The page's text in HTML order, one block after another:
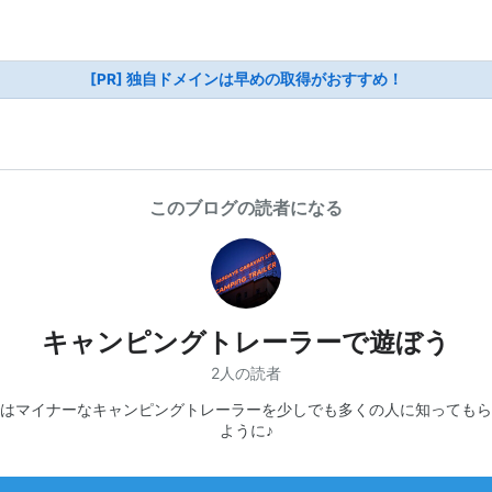
[PR] 独自ドメインは早めの取得がおすすめ！
このブログの読者になる
キャンピングトレーラーで遊ぼう
2人の読者
マイナーなキャンピングトレーラーを少しでも多くの人に知っても
ように♪